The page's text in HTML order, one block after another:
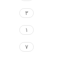
۳
۱
۷